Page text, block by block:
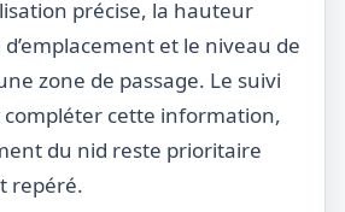
précise, la hauteur
et le niveau de
zone de passage. Le suivi
compléter cette information,
du nid reste prioritaire
repéré.